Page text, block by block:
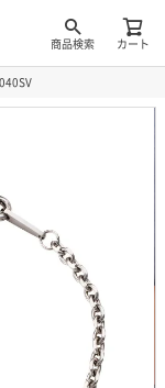
商品検索 カート